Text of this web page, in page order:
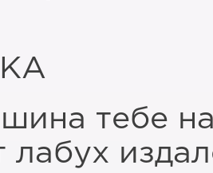
тебе
лабух